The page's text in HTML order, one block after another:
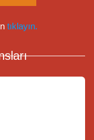
tıklayın.